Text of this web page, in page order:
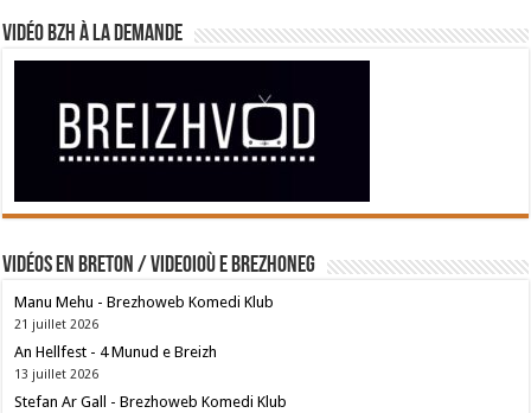
Vidéo BZH à la demande
Vidéos en breton / Videoioù e brezhoneg
Manu Mehu - Brezhoweb Komedi Klub
21 juillet 2026
An Hellfest - 4 Munud e Breizh
13 juillet 2026
Stefan Ar Gall - Brezhoweb Komedi Klub